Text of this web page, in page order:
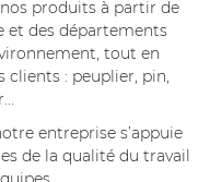
Une
produits à partir de
et des départements
tout en
clients : peuplier, pin,
entreprise s’appuie
de la qualité du travail